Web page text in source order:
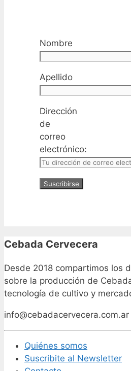
Nombre
Apellido
Dirección
de
correo
electrónico:
Cebada Cervecera
Desde 2018 compartimos los
sobre la producción de
tecnología de cultivo y
info@cebadacervecera.com.ar
Quiénes somos
Suscribite al Newsletter